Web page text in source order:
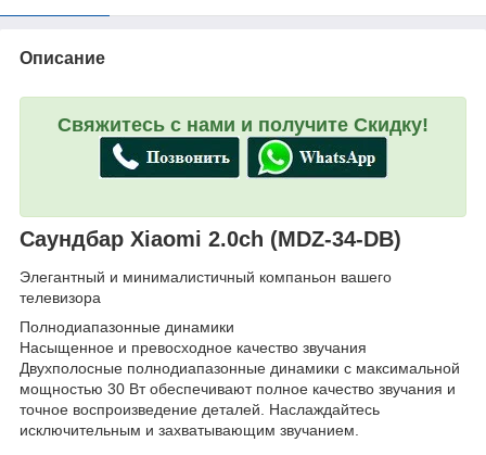
Описание
Свяжитесь с нами и получите Скидку!
Саундбар Xiaomi 2.0ch (MDZ-34-DB)
Элегантный и минималистичный компаньон вашего
телевизора
Полнодиапазонные динамики
Насыщенное и превосходное качество звучания
Двухполосные полнодиапазонные динамики с максимальной
мощностью 30 Вт обеспечивают полное качество звучания и
точное воспроизведение деталей. Наслаждайтесь
исключительным и захватывающим звучанием.